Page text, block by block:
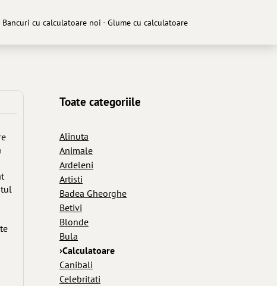
cu calculatoare noi - Glume cu calculatoare
Toate categoriile
Alinuta
Animale
Ardeleni
Artisti
Badea Gheorghe
Betivi
Blonde
Bula
›Calculatoare
Canibali
Celebritati